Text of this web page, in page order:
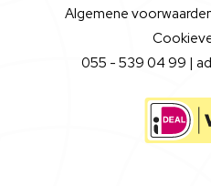
Algemene
055 - 539 04 99 |